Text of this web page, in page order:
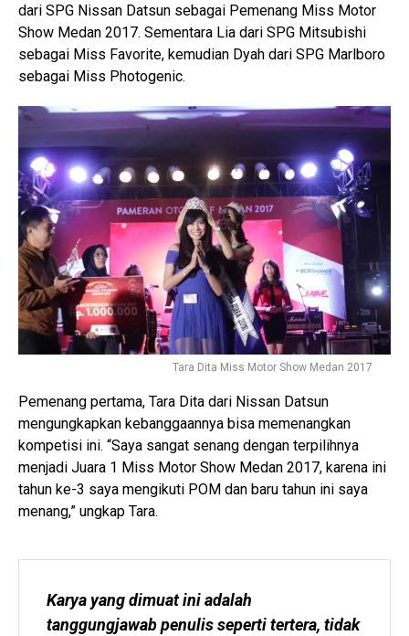
dari SPG Nissan Datsun sebagai Pemenang Miss Motor
Show Medan 2017. Sementara Lia dari SPG Mitsubishi
sebagai Miss Favorite, kemudian Dyah dari SPG Marlboro
sebagai Miss Photogenic.
Tara Dita Miss Motor Show Medan 2017
Pemenang pertama, Tara Dita dari Nissan Datsun
mengungkapkan kebanggaannya bisa memenangkan
kompetisi ini. “Saya sangat senang dengan terpilihnya
menjadi Juara 1 Miss Motor Show Medan 2017, karena ini
tahun ke-3 saya mengikuti POM dan baru tahun ini saya
menang,” ungkap Tara.
Karya yang dimuat ini adalah
tanggungjawab penulis seperti tertera, tidak